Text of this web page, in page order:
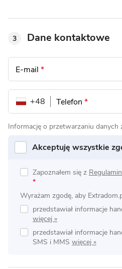
3 Dane kontaktowe
E-mail *
Telefon *
+48
Informację o przetwarzaniu danych
Akceptuję wszystkie
Zapoznałem się z
*
Wyrażam zgodę, aby
przedstawiał informacje
przedstawiał informacje
SMS i MMS